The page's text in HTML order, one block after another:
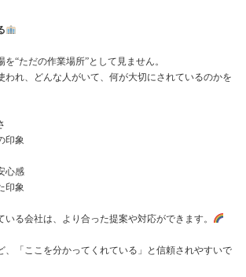
“ただの作業場所”として見ません。
われ、どんな人がいて、何が大切にされているのかを
印象
心感
印象
いる会社は、より合った提案や対応ができます。
、「ここを分かってくれている」と信頼されやすいで